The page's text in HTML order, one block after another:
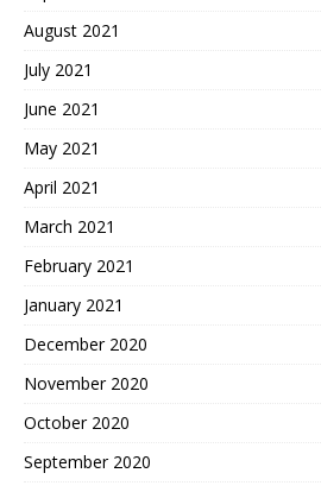
August 2021
July 2021
June 2021
May 2021
April 2021
March 2021
February 2021
January 2021
December 2020
November 2020
October 2020
September 2020